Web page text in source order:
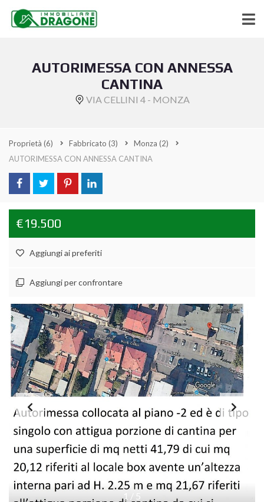
AUTORIMESSA CON ANNESSA
CANTINA
VIA CELLINI 4 - MONZA
Proprietà (6) Fabbricato (3) Monza (2)
AUTORIMESSA CON ANNESSA CANTINA
€19.500
Aggiungi ai preferiti
Aggiungi per confrontare
1 / 5